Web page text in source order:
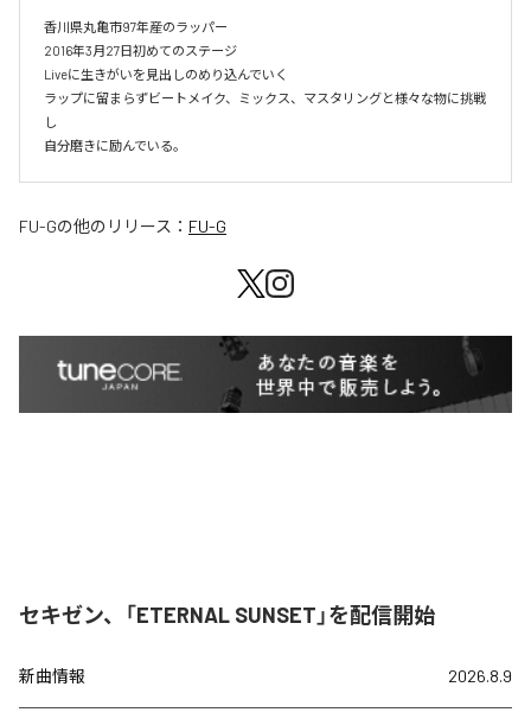
香川県丸亀市97年産のラッパー
2016年3月27日初めてのステージ
Liveに生きがいを見出しのめり込んでいく
ラップに留まらずビートメイク、ミックス、マスタリングと様々な物に挑戦
し
自分磨きに励んでいる。
FU-Gの他のリリース： FU-G
セキゼン、「ETERNAL SUNSET」を配信開始
新曲情報 2026.8.9